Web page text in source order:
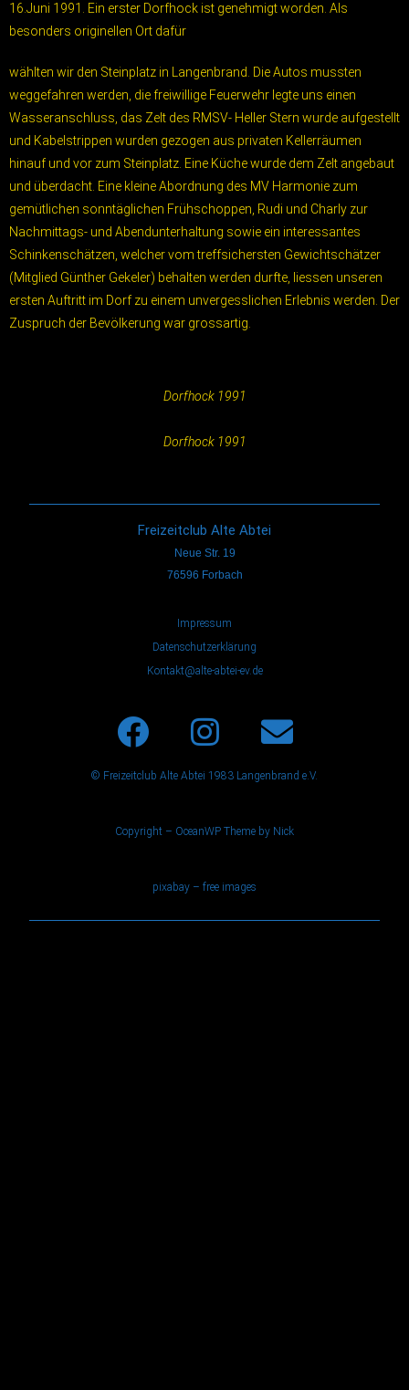
16.Juni 1991. Ein erster Dorfhock ist genehmigt worden. Als
besonders originellen Ort dafür
wählten wir den Steinplatz in Langenbrand. Die Autos mussten
weggefahren werden, die freiwillige Feuerwehr legte uns einen
Wasseranschluss, das Zelt des RMSV- Heller Stern wurde aufgestellt
und Kabelstrippen wurden gezogen aus privaten Kellerräumen
hinauf und vor zum Steinplatz. Eine Küche wurde dem Zelt angebaut
und überdacht. Eine kleine Abordnung des MV Harmonie zum
gemütlichen sonntäglichen Frühschoppen, Rudi und Charly zur
Nachmittags- und Abendunterhaltung sowie ein interessantes
Schinkenschätzen, welcher vom treffsichersten Gewichtschätzer
(Mitglied Günther Gekeler) behalten werden durfte, liessen unseren
ersten Auftritt im Dorf zu einem unvergesslichen Erlebnis werden. Der
Zuspruch der Bevölkerung war grossartig.
Dorfhock 1991
Dorfhock 1991
Freizeitclub Alte Abtei
Neue Str. 19
76596 Forbach
Impressum
Datenschutzerklärung
Kontakt@alte-abtei-ev.de
© Freizeitclub Alte Abtei 1983 Langenbrand e.V.
Copyright – OceanWP Theme by Nick
pixabay – free images